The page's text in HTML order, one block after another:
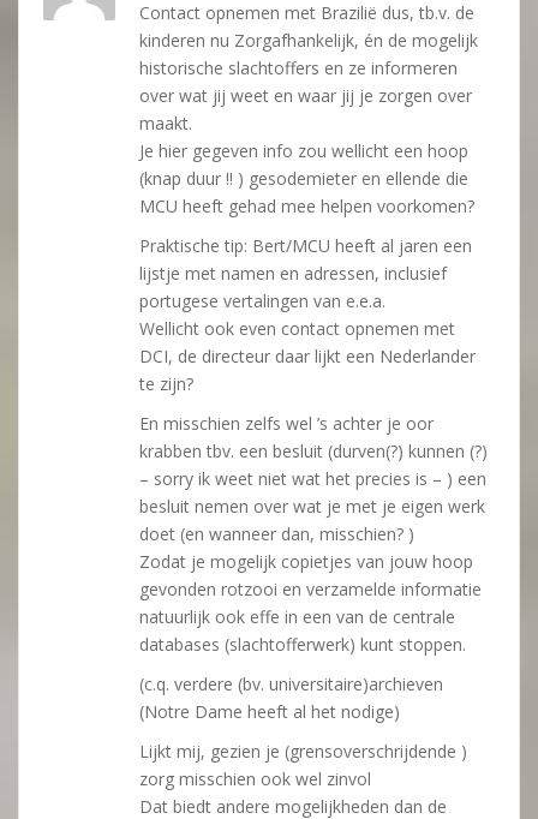
Contact opnemen met Brazilië dus, tb.v. de
kinderen nu Zorgafhankelijk, én de mogelijk
historische slachtoffers en ze informeren
over wat jij weet en waar jij je zorgen over
maakt.
Je hier gegeven info zou wellicht een hoop
(knap duur !! ) gesodemieter en ellende die
MCU heeft gehad mee helpen voorkomen?
Praktische tip: Bert/MCU heeft al jaren een
lijstje met namen en adressen, inclusief
portugese vertalingen van e.e.a.
Wellicht ook even contact opnemen met
DCI, de directeur daar lijkt een Nederlander
te zijn?
En misschien zelfs wel ’s achter je oor
krabben tbv. een besluit (durven(?) kunnen (?)
– sorry ik weet niet wat het precies is – ) een
besluit nemen over wat je met je eigen werk
doet (en wanneer dan, misschien? )
Zodat je mogelijk copietjes van jouw hoop
gevonden rotzooi en verzamelde informatie
natuurlijk ook effe in een van de centrale
databases (slachtofferwerk) kunt stoppen.
(c.q. verdere (bv. universitaire)archieven
(Notre Dame heeft al het nodige)
Lijkt mij, gezien je (grensoverschrijdende )
zorg misschien ook wel zinvol
Dat biedt andere mogelijkheden dan de